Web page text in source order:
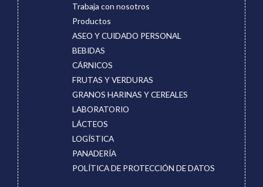
Trabaja con nosotros
Productos
ASEO Y CUIDADO PERSONAL
BEBIDAS
CÁRNICOS
FRUTAS Y VERDURAS
GRANOS HARINAS Y CEREALES
LABORATORIO
LÁCTEOS
LOGÍSTICA
PANADERÍA
POLÍTICA DE PROTECCIÓN DE DATOS